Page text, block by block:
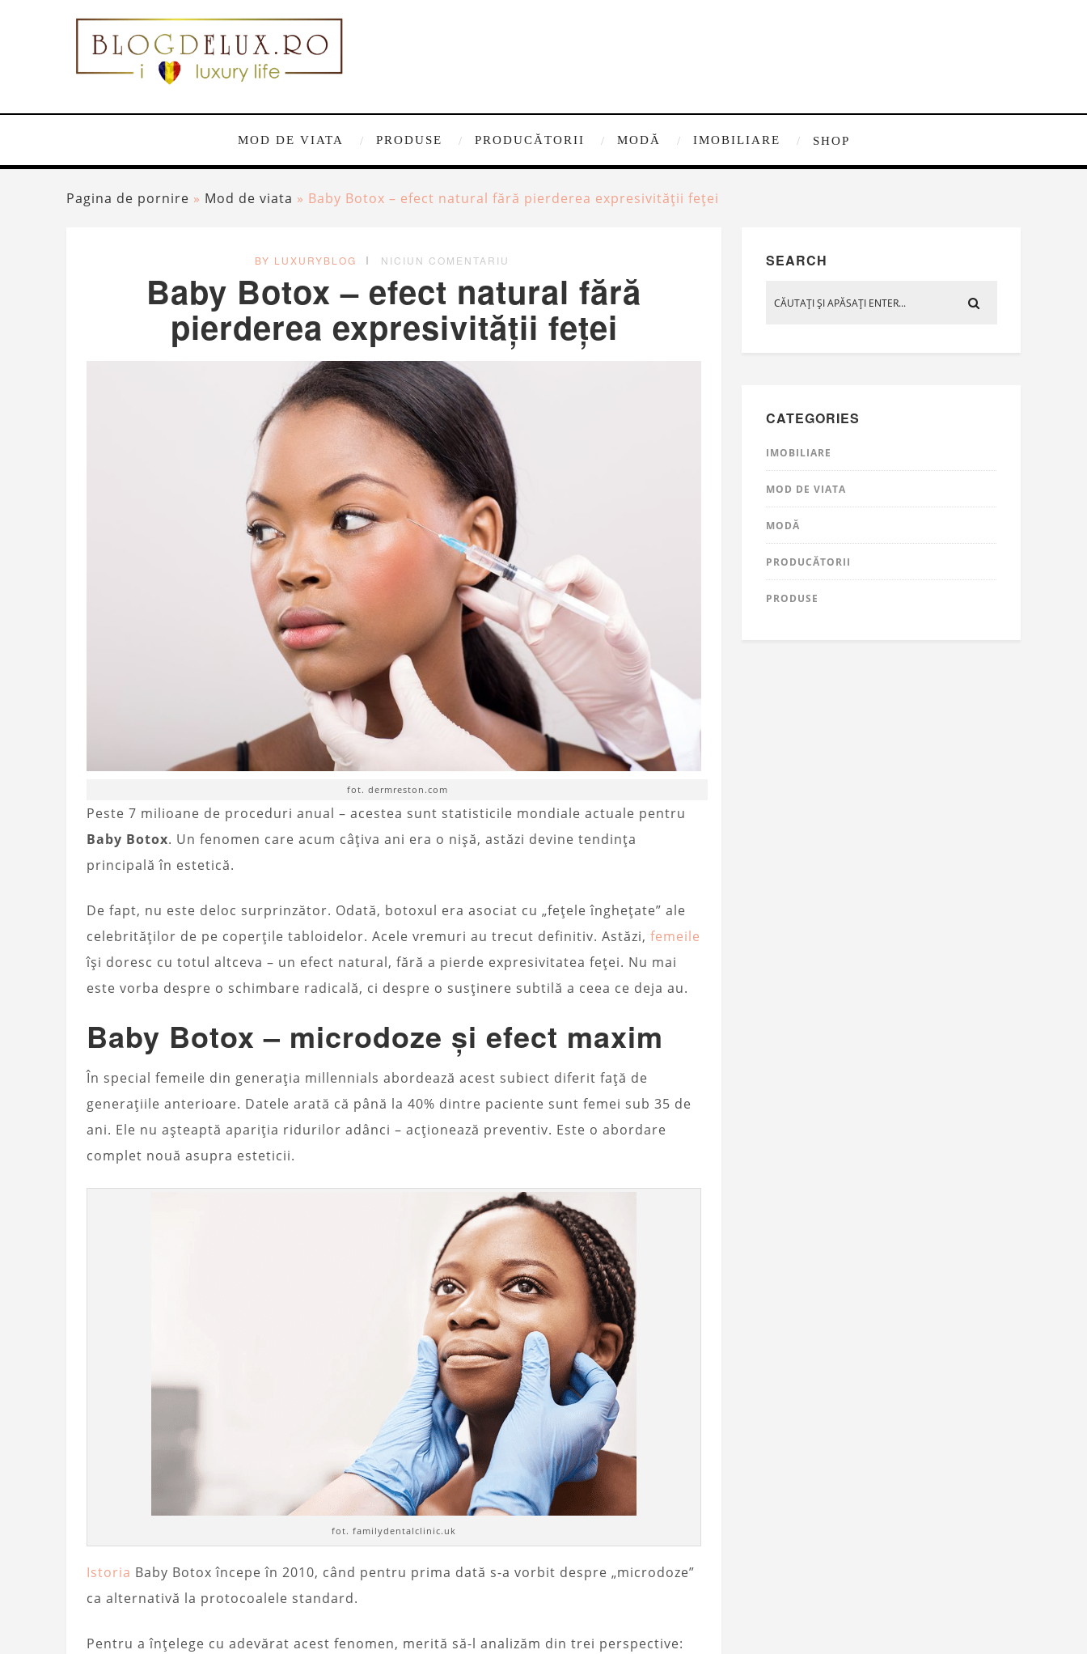
MOD DE VIATA PRODUSE PRODUCĂTORII MODĂ IMOBILIARE SHOP
Pagina de pornire » Mod de viata » Baby Botox – efect natural fără pierderea expresivității feței
BY LUXURYBLOG NICIUN COMENTARIU
Baby Botox – efect natural fără
pierderea expresivității feței
fot. dermreston.com
Peste 7 milioane de proceduri anual – acestea sunt statisticile mondiale actuale pentru
Baby Botox. Un fenomen care acum câțiva ani era o nișă, astăzi devine tendința
principală în estetică.
De fapt, nu este deloc surprinzător. Odată, botoxul era asociat cu „fețele înghețate” ale
celebrităților de pe coperțile tabloidelor. Acele vremuri au trecut definitiv. Astăzi, femeile
își doresc cu totul altceva – un efect natural, fără a pierde expresivitatea feței. Nu mai
este vorba despre o schimbare radicală, ci despre o susținere subtilă a ceea ce deja au.
Baby Botox – microdoze și efect maxim
În special femeile din generația millennials abordează acest subiect diferit față de
generațiile anterioare. Datele arată că până la 40% dintre paciente sunt femei sub 35 de
ani. Ele nu așteaptă apariția ridurilor adânci – acționează preventiv. Este o abordare
complet nouă asupra esteticii.
fot. familydentalclinic.uk
Istoria Baby Botox începe în 2010, când pentru prima dată s-a vorbit despre „microdoze”
ca alternativă la protocoalele standard.
Pentru a înțelege cu adevărat acest fenomen, merită să-l analizăm din trei perspective:
SEARCH
CATEGORIES
IMOBILIARE
MOD DE VIATA
MODĂ
PRODUCĂTORII
PRODUSE